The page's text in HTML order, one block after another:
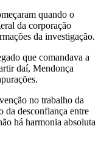
quando o
da corporação
da investigação.
que comandava a
daí, Mendonça
no trabalho da
da desconfiança entre
há harmonia absoluta